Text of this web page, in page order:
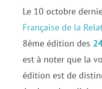
Le 10 octobre
Française de la
8ème édition des
est à noter que la
édition est de